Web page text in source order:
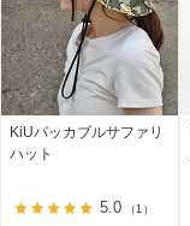
KiUパッカブルサファリ
ハット
5.0 （1）